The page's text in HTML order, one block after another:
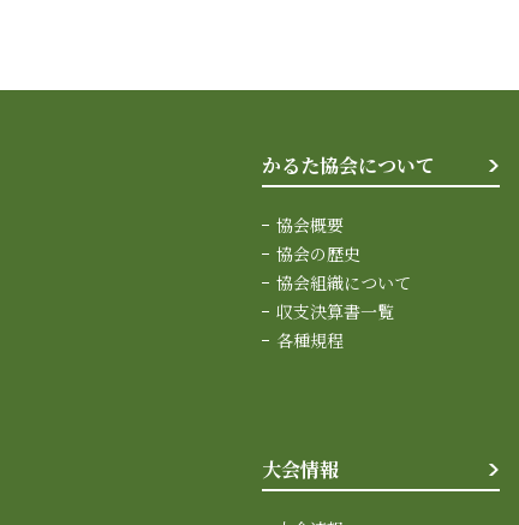
かるた協会について
協会概要
協会の歴史
協会組織について
収支決算書一覧
各種規程
大会情報